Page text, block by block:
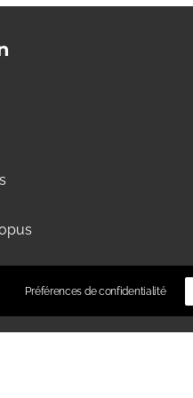
Préférences de confidentialité